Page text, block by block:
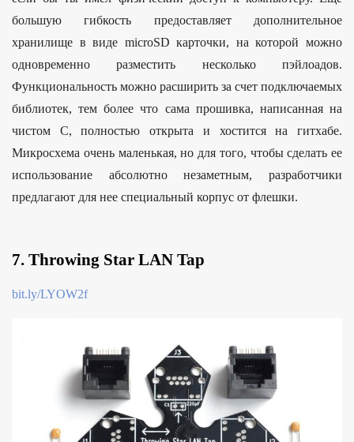
большую гибкость предоставляет дополнительное
хранилище в виде microSD карточки, на которой можно
одновременно разместить несколько пэйлоадов.
Функциональность можно расширить за счет подключаемых
библиотек, тем более что сама прошивка, написанная на
чистом С, полностью открыта и хостится на гитхабе.
Микросхема очень маленькая, но для того, чтобы сделать ее
использование абсолютно незаметным, разработчики
предлагают для нее специальный корпус от флешки.
7. Throwing Star LAN Tap
bit.ly/LYOW2f